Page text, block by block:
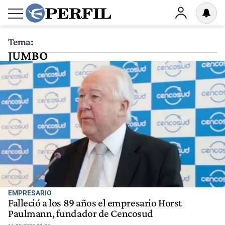
Tema:
JUMBO
EMPRESARIO
Falleció a los 89 años el empresario Horst
Paulmann, fundador de Cencosud